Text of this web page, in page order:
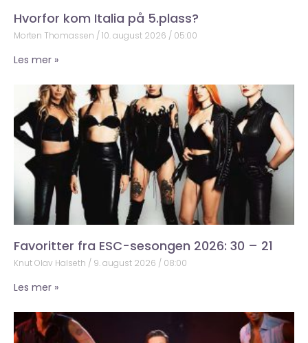
Hvorfor kom Italia på 5.plass?
Morten Thomassen 10. august 2026 05:00
Les mer »
Favoritter fra ESC-sesongen 2026: 30 – 21
Knut Olav Halseth 9. august 2026 08:00
Les mer »